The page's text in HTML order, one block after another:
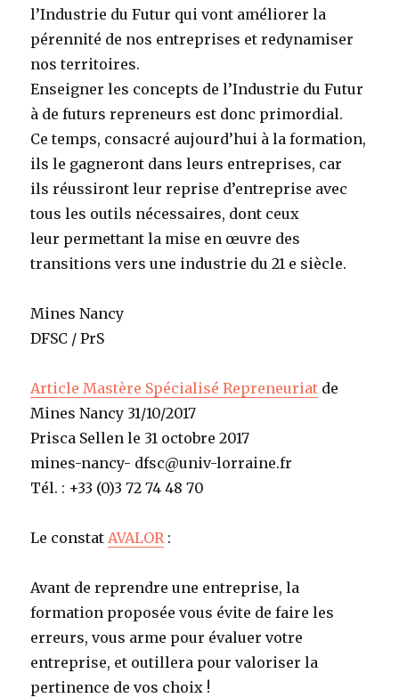
l’Industrie du Futur qui vont améliorer la
pérennité de nos entreprises et redynamiser
nos territoires.
Enseigner les concepts de l’Industrie du Futur
à de futurs repreneurs est donc primordial.
Ce temps, consacré aujourd’hui à la formation,
ils le gagneront dans leurs entreprises, car
ils réussiront leur reprise d’entreprise avec
tous les outils nécessaires, dont ceux
leur permettant la mise en œuvre des
transitions vers une industrie du 21 e siècle.
Mines Nancy
DFSC / PrS
Article Mastère Spécialisé Repreneuriat de
Mines Nancy 31/10/2017
Prisca Sellen le 31 octobre 2017
mines-nancy- dfsc@univ-lorraine.fr
Tél. : +33 (0)3 72 74 48 70
Le constat AVALOR :
Avant de reprendre une entreprise, la
formation proposée vous évite de faire les
erreurs, vous arme pour évaluer votre
entreprise, et outillera pour valoriser la
pertinence de vos choix !